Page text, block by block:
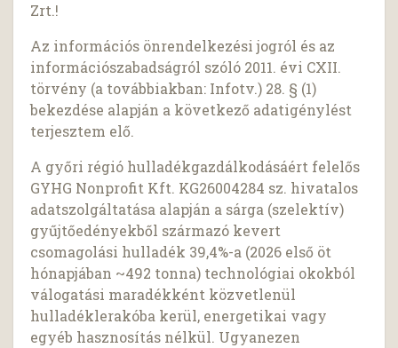
Zrt.!
Az információs önrendelkezési jogról és az
információszabadságról szóló 2011. évi CXII.
törvény (a továbbiakban: Infotv.) 28. § (1)
bekezdése alapján a következő adatigénylést
terjesztem elő.
A győri régió hulladékgazdálkodásáért felelős
GYHG Nonprofit Kft. KG26004284 sz. hivatalos
adatszolgáltatása alapján a sárga (szelektív)
gyűjtőedényekből származó kevert
csomagolási hulladék 39,4%-a (2026 első öt
hónapjában ~492 tonna) technológiai okokból
válogatási maradékként közvetlenül
hulladéklerakóba kerül, energetikai vagy
egyéb hasznosítás nélkül. Ugyanezen